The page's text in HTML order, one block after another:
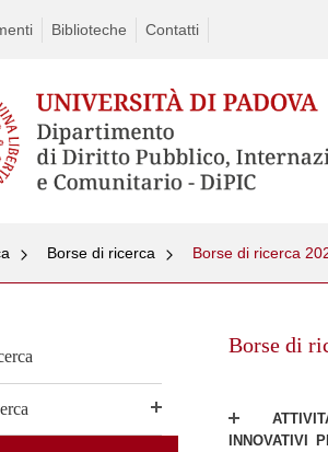
Biblioteche Contatti
Borse di ricerca Borse di ricerca
Borse di
INNOVATIVI